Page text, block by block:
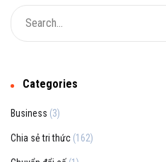
Categories
Business (3)
Chia sẻ tri thức (162)